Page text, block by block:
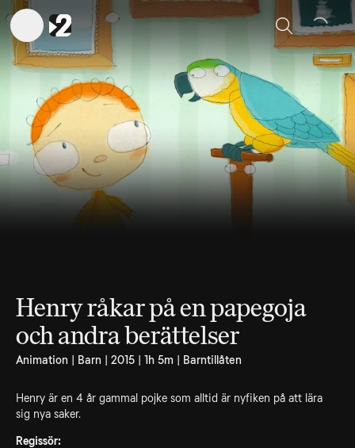
Sök
Henry råkar på en papegoja
och andra berättelser
Animation | Barn | 2015 | 1h 5m | Barntillåten
Henry är en 4 år gammal pojke som alltid är nyfiken på att lära
sig nya saker.
Regissör: